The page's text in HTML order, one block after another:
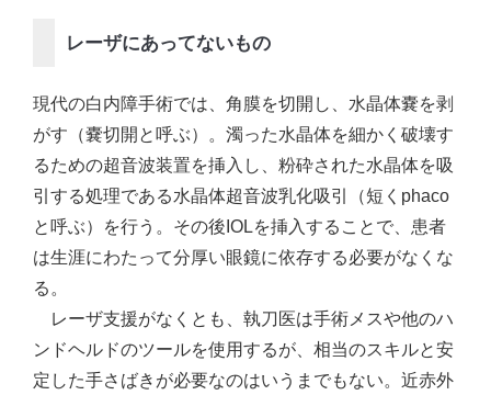
レーザにあってないもの
現代の白内障手術では、角膜を切開し、水晶体嚢を剥
がす（嚢切開と呼ぶ）。濁った水晶体を細かく破壊す
るための超音波装置を挿入し、粉砕された水晶体を吸
引する処理である水晶体超音波乳化吸引（短くphaco
と呼ぶ）を行う。その後IOLを挿入することで、患者
は生涯にわたって分厚い眼鏡に依存する必要がなくな
る。
レーザ支援がなくとも、執刀医は手術メスや他のハ
ンドヘルドのツールを使用するが、相当のスキルと安
定した手さばきが必要なのはいうまでもない。近赤外